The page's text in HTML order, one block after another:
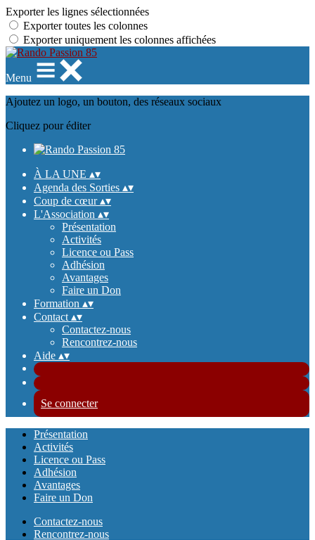
Exporter les lignes sélectionnées
Exporter toutes les colonnes
Exporter uniquement les colonnes affichées
Menu
Ajoutez un logo, un bouton, des réseaux sociaux
Cliquez pour éditer
À LA UNE ▴▾
Agenda des Sorties ▴▾
Coup de cœur▴▾
L'Association ▴▾
Présentation
Activités
Licence ou Pass
Adhésion
Avantages
Faire un Don
Formation ▴▾
Contact ▴▾
Contactez-nous
Rencontrez-nous
Aide ▴▾
Se connecter
Présentation
Activités
Licence ou Pass
Adhésion
Avantages
Faire un Don
Contactez-nous
Rencontrez-nous